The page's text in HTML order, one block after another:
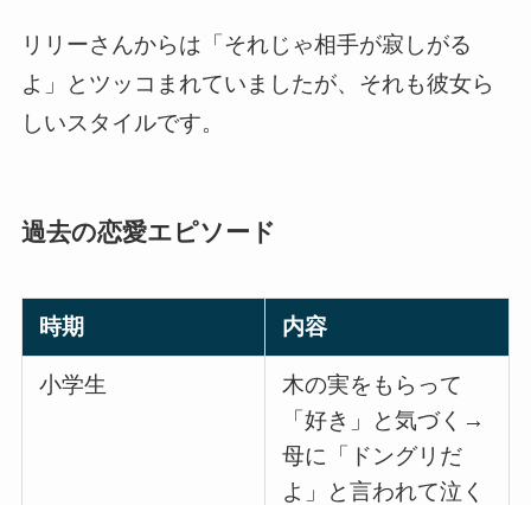
リリーさんからは「それじゃ相手が寂しがる
よ」とツッコまれていましたが、それも彼女ら
しいスタイルです。
過去の恋愛エピソード
時期 内容
小学生
木の実をもらって
「好き」と気づく→
母に「ドングリだ
よ」と言われて泣く